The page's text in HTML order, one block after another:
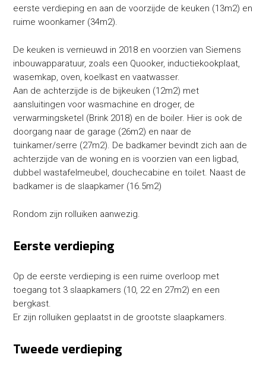
eerste verdieping en aan de voorzijde de keuken (13m2) en
ruime woonkamer (34m2).
De keuken is vernieuwd in 2018 en voorzien van Siemens
inbouwapparatuur, zoals een Quooker, inductiekookplaat,
wasemkap, oven, koelkast en vaatwasser.
Aan de achterzijde is de bijkeuken (12m2) met
aansluitingen voor wasmachine en droger, de
verwarmingsketel (Brink 2018) en de boiler. Hier is ook de
doorgang naar de garage (26m2) en naar de
tuinkamer/serre (27m2). De badkamer bevindt zich aan de
achterzijde van de woning en is voorzien van een ligbad,
dubbel wastafelmeubel, douchecabine en toilet. Naast de
badkamer is de slaapkamer (16.5m2)
Rondom zijn rolluiken aanwezig.
Eerste verdieping
Op de eerste verdieping is een ruime overloop met
toegang tot 3 slaapkamers (10, 22 en 27m2) en een
bergkast.
Er zijn rolluiken geplaatst in de grootste slaapkamers.
Tweede verdieping